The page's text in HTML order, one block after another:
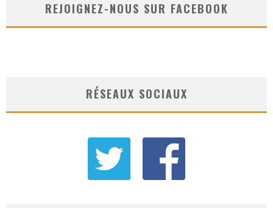
REJOIGNEZ-NOUS SUR FACEBOOK
RÉSEAUX SOCIAUX